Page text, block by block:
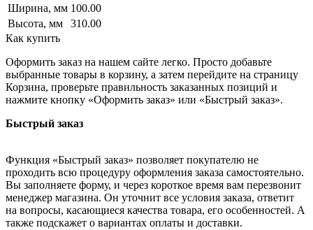
Ширина, мм 100.00
Высота, мм
310.00
Как купить
Оформить заказ на нашем сайте легко. Просто добавьте
выбранные товары в корзину, а затем перейдите на страницу
Корзина, проверьте правильность заказанных позиций и
нажмите кнопку «Оформить заказ» или «Быстрый заказ».
Быстрый заказ
Функция «Быстрый заказ» позволяет покупателю не
проходить всю процедуру оформления заказа самостоятельно.
Вы заполняете форму, и через короткое время вам перезвонит
менеджер магазина. Он уточнит все условия заказа, ответит
на вопросы, касающиеся качества товара, его особенностей. А
также подскажет о вариантах оплаты и доставки.